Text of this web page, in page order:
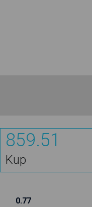
859.51
Kup
0.77